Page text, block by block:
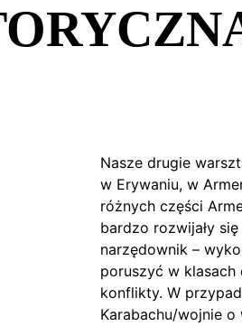
Nasze drugie
w Erywaniu, w
różnych części
bardzo rozwijały
narzędownik –
poruszyć w
konflikty. W
Karabachu/wojnie o